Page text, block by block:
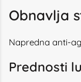
Obnavlja
Napredna anti-
Prednosti